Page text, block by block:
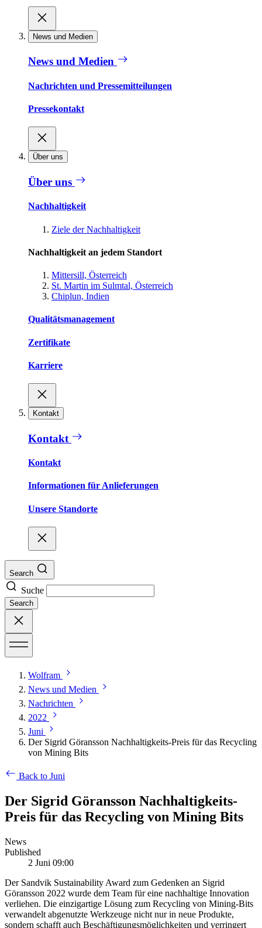
News und Medien
News und Medien
Nachrichten und Pressemitteilungen
Pressekontakt
Über uns
Über uns
Nachhaltigkeit
Ziele der Nachhaltigkeit
Nachhaltigkeit an jedem Standort
Mittersill, Österreich
St. Martin im Sulmtal, Österreich
Chiplun, Indien
Qualitätsmanagement
Zertifikate
Karriere
Kontakt
Kontakt
Kontakt
Informationen für Anlieferungen
Unsere Standorte
Search
Suche
Search
Wolfram
News und Medien
Nachrichten
2022
Juni
Der Sigrid Göransson Nachhaltigkeits-Preis für das Recycling
von Mining Bits
Back to Juni
Der Sigrid Göransson Nachhaltigkeits-
Preis für das Recycling von Mining Bits
News
Published
2 Juni 09:00
Der Sandvik Sustainability Award zum Gedenken an Sigrid
Göransson 2022 wurde dem Team für eine nachhaltige Innovation
verliehen. Die einzigartige Lösung zum Recycling von Mining-Bits
verwandelt abgenutzte Werkzeuge nicht nur in neue Produkte,
sondern schafft auch Beschäftigungsmöglichkeiten und verringert